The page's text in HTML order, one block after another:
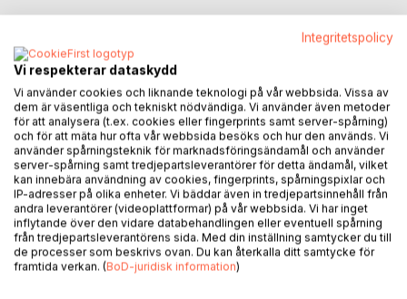
BESKRIVNING
Det är berättelsen om en tid och en plats som betraktas
genom ett barns sätt att se på världen. Berättelsen skildrar
en tid efter första världskriget då staden som pojken lever i
delvis ligger i ruiner. Det sker mycket runt omkring honom
och han vill vara ute på gatan där det händer saker. Han är
både åskådare och deltagare i gatans liv. Både föräldrarna
och lärarna i skolan är missnöjda över hans beteende och
hans moder tror att han kommer att korrigeras genom att
Integritetspolicy
Vi respekterar dataskydd
Vi använder cookies och liknande teknologi på vår webbsida. Vissa av
dem är väsentliga och tekniskt nödvändiga. Vi använder även metoder
för att analysera (t.ex. cookies eller fingerprints samt server-spårning)
och för att mäta hur ofta vår webbsida besöks och hur den används. Vi
använder spårningsteknik för marknadsföringsändamål och använder
server-spårning samt tredjepartsleverantörer för detta ändamål, vilket
kan innebära användning av cookies, fingerprints, spårningspixlar och
IP-adresser på olika enheter. Vi bäddar även in tredjepartsinnehåll från
andra leverantörer (videoplattformar) på vår webbsida. Vi har inget
inflytande över den vidare databehandlingen eller eventuell spårning
från tredjepartsleverantörens sida. Med din inställning samtycker du till
de processer som beskrivs ovan. Du kan återkalla ditt samtycke för
framtida verkan. (BoD-juridisk information)